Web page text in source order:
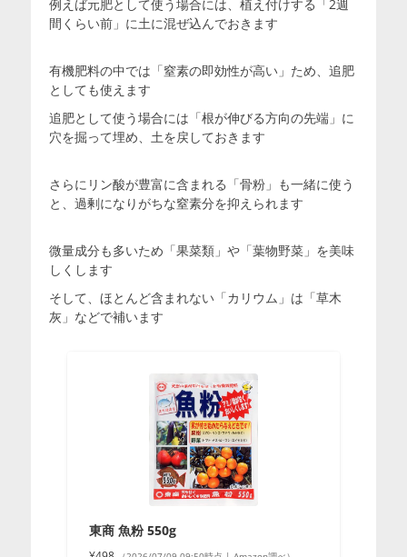
例えば元肥として使う場合には、植え付けする「2週
間くらい前」に土に混ぜ込んでおきます
有機肥料の中では「窒素の即効性が高い」ため、追肥
としても使えます
追肥として使う場合には「根が伸びる方向の先端」に
穴を掘って埋め、土を戻しておきます
さらにリン酸が豊富に含まれる「骨粉」も一緒に使う
と、過剰になりがちな窒素分を抑えられます
微量成分も多いため「果菜類」や「葉物野菜」を美味
しくします
そして、ほとんど含まれない「カリウム」は「草木
灰」などで補います
東商 魚粉 550g